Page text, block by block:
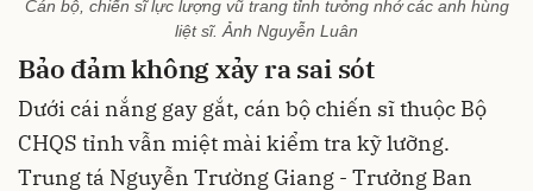
Cán bộ, chiến sĩ lực lượng vũ trang tỉnh tưởng nhớ các anh hùng
liệt sĩ. Ảnh Nguyễn Luân
Bảo đảm không xảy ra sai sót
Dưới cái nắng gay gắt, cán bộ chiến sĩ thuộc Bộ
CHQS tỉnh vẫn miệt mài kiểm tra kỹ lưỡng.
Trung tá Nguyễn Trường Giang - Trưởng Ban